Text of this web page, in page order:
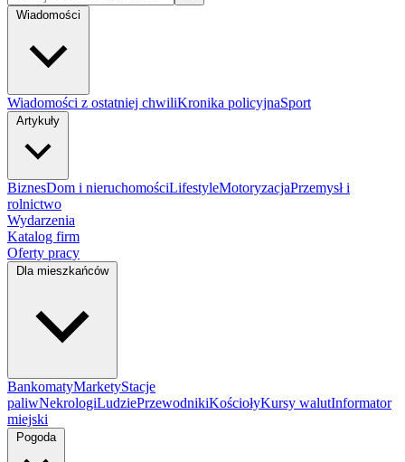
Wiadomości
Wiadomości z ostatniej chwiliKronika policyjnaSport
Artykuły
BiznesDom i nieruchomościLifestyleMotoryzacjaPrzemysł i
rolnictwo
Wydarzenia
Katalog firm
Oferty pracy
Dla mieszkańców
BankomatyMarketyStacje
paliwNekrologiLudziePrzewodnikiKościołyKursy walutInformator
miejski
Pogoda